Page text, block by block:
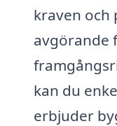
kraven och
avgörande
kan du
erbjuder